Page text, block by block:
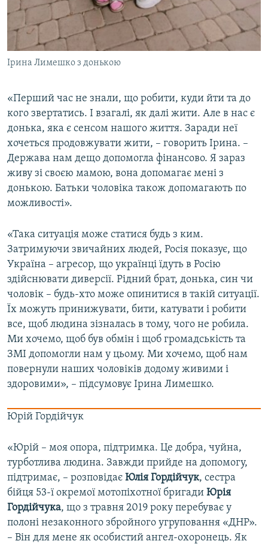
Ірина Лимешко з донькою
«Перший час не знали, що робити, куди йти та до
кого звертатись. І взагалі, як далі жити. Але в нас є
донька, яка є сенсом нашого життя. Заради неї
хочеться продовжувати жити, – говорить Ірина. –
Держава нам дещо допомогла фінансово. Я зараз
живу зі своєю мамою, вона допомагає мені з
донькою. Батьки чоловіка також допомагають по
можливості».
«Така ситуація може статися будь з ким.
Затримуючи звичайних людей, Росія показує, що
Україна – агресор, що українці їдуть в Росію
здійснювати диверсії. Рідний брат, донька, син чи
чоловік – будь-хто може опинитися в такій ситуації.
Їх можуть принижувати, бити, катувати і робити
все, щоб людина зізналась в тому, чого не робила.
Ми хочемо, щоб був обмін і щоб громадськість та
ЗМІ допомогли нам у цьому. Ми хочемо, щоб нам
повернули наших чоловіків додому живими і
здоровими», – підсумовує Ірина Лимешко.
Юрій ​Гордійчук ​
«Юрій – моя опора, підтримка. Це добра, чуйна,
турботлива людина. Завжди прийде на допомогу,
підтримає, – розповідає Юлія Гордійчук, сестра
бійця 53-ї окремої мотопіхотної бригади Юрія
Гордійчука, що з травня 2019 року перебуває у
полоні незаконного збройного угруповання «ДНР».
– Він для мене як особистий ангел-охоронець. Як